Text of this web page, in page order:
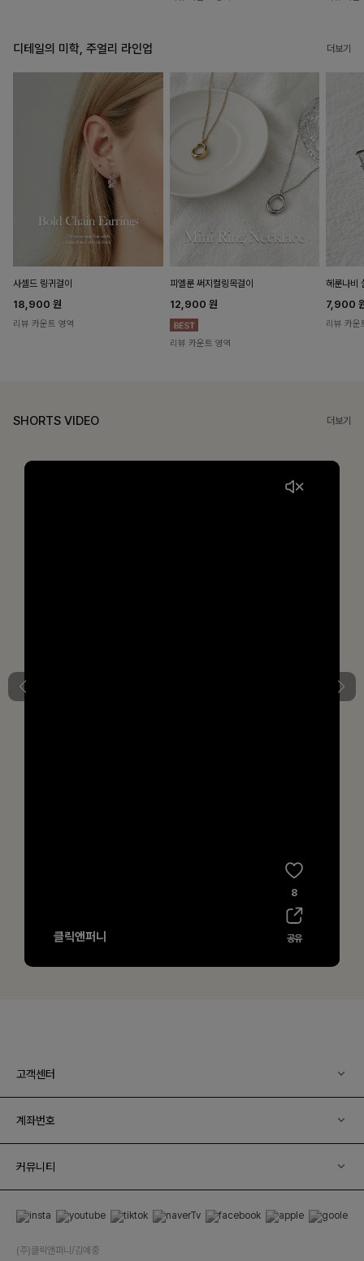
디테일의 미학, 주얼리 라인업 더보기
사셀드 링귀걸이
18,900 원
리뷰 카운트 영역
피엘룬 써지컬링목걸이
12,900 원
리뷰 카운트 영역
헤룬나비
7,900
리뷰 카운
SHORTS VIDEO 더보기
고객센터
계좌번호
커뮤니티
(주)클릭앤퍼니/김예중